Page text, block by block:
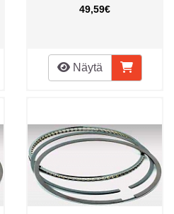
49,59€
Näytä